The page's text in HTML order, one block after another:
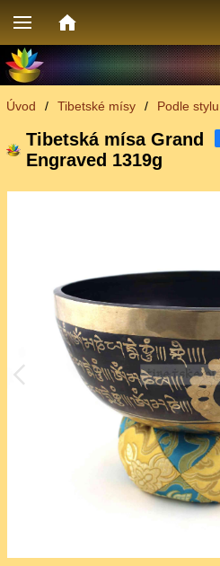
Úvod / Tibetské mísy / Podle stylu
Tibetská mísa Grand
Engraved 1319g